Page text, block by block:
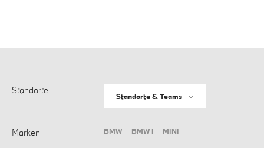
Standorte
Standorte & Teams
Marken BMW BMW i MINI